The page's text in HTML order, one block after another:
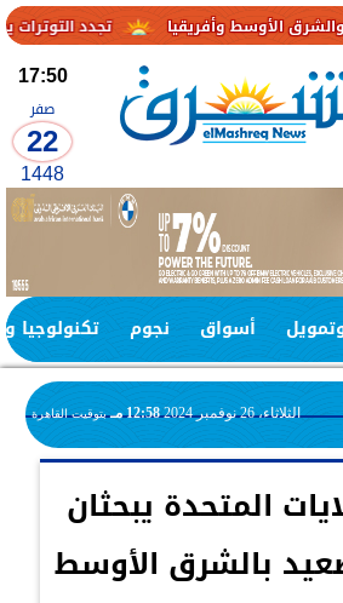
تجدد التوترات يخفض صادرات النفط الإماراتية
17:50
صفر
22
1448
أسواق نجوم تكنولوجيا
الثلاثاء، 26 نوفمبر 2024 12:58 مـ بتوقيت القاهرة
المتحدة يبحثان
بالشرق الأوسط